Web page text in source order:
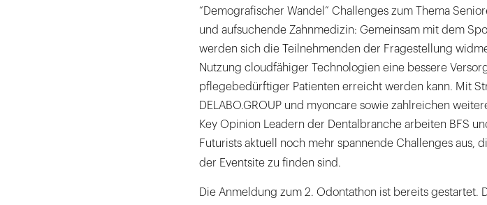
“Demografischer Wandel” Challenges zum Thema
und aufsuchende Zahnmedizin: Gemeinsam mit dem
werden sich die Teilnehmenden der Fragestellung
Nutzung cloudfähiger Technologien eine bessere
pflegebedürftiger Patienten erreicht werden kann. Mit
DELABO.GROUP und myoncare sowie zahlreichen
Key Opinion Leadern der Dentalbranche arbeiten BFS
Futurists aktuell noch mehr spannende Challenges aus,
der Eventsite zu finden sind.
Die Anmeldung zum 2. Odontathon ist bereits gestartet.